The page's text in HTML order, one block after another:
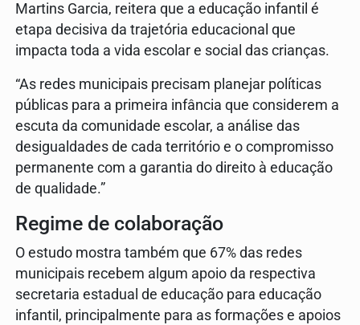
Martins Garcia, reitera que a educação infantil é
etapa decisiva da trajetória educacional que
impacta toda a vida escolar e social das crianças.
“As redes municipais precisam planejar políticas
públicas para a primeira infância que considerem a
escuta da comunidade escolar, a análise das
desigualdades de cada território e o compromisso
permanente com a garantia do direito à educação
de qualidade.”
Regime de colaboração
O estudo mostra também que 67% das redes
municipais recebem algum apoio da respectiva
secretaria estadual de educação para educação
infantil, principalmente para as formações e apoios